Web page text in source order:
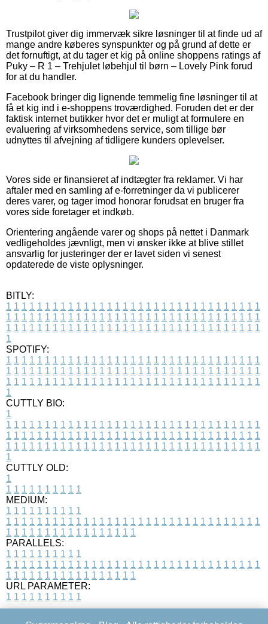
Trustpilot giver dig immervæk sikre løsninger til at finde ud af
mange andre køberes synspunkter og på grund af dette er
det fornuftigt, at du tager et kig på online shoppens ratings af
Puky – R 1 – Trehjulet løbehjul til børn – Lovely Pink forud
for at du handler.
Facebook bringer dig lignende temmelig fine løsninger til at
få et kig ind i e-shoppens troværdighed. Foruden det er der
faktisk internet butikker hvor det er muligt at formulere en
evaluering af virksomhedens service, som tillige bør
udnyttes til afvejning af tidligere kunders oplevelser.
Vores side er finansieret af indtægter fra reklamer. Vi har
aftaler med en samling af e-forretninger da vi publicerer
deres varer, og tager imod honorar forudsat en bruger fra
vores side foretager et indkøb.
Orientering angående varer og shops på nettet i Danmark
vedligeholdes jævnligt, men vi ønsker ikke at blive stillet
ansvarlig for justeringer der er lavet siden vi senest
opdaterede de viste oplysninger.
BITLY:
1 1 1 1 1 1 1 1 1 1 1 1 1 1 1 1 1 1 1 1 1 1 1 1 1 1 1 1 1 1 1 1 1
1 1 1 1 1 1 1 1 1 1 1 1 1 1 1 1 1 1 1 1 1 1 1 1 1 1 1 1 1 1 1 1 1
1 1 1 1 1 1 1 1 1 1 1 1 1 1 1 1 1 1 1 1 1 1 1 1 1 1 1 1 1 1 1 1 1
1
SPOTIFY:
1 1 1 1 1 1 1 1 1 1 1 1 1 1 1 1 1 1 1 1 1 1 1 1 1 1 1 1 1 1 1 1 1
1 1 1 1 1 1 1 1 1 1 1 1 1 1 1 1 1 1 1 1 1 1 1 1 1 1 1 1 1 1 1 1 1
1 1 1 1 1 1 1 1 1 1 1 1 1 1 1 1 1 1 1 1 1 1 1 1 1 1 1 1 1 1 1 1 1
1
CUTTLY BIO:
1
1 1 1 1 1 1 1 1 1 1 1 1 1 1 1 1 1 1 1 1 1 1 1 1 1 1 1 1 1 1 1 1 1
1 1 1 1 1 1 1 1 1 1 1 1 1 1 1 1 1 1 1 1 1 1 1 1 1 1 1 1 1 1 1 1 1
1 1 1 1 1 1 1 1 1 1 1 1 1 1 1 1 1 1 1 1 1 1 1 1 1 1 1 1 1 1 1 1 1
1
CUTTLY OLD:
1
1 1 1 1 1 1 1 1 1 1
MEDIUM:
1 1 1 1 1 1 1 1 1 1
1 1 1 1 1 1 1 1 1 1 1 1 1 1 1 1 1 1 1 1 1 1 1 1 1 1 1 1 1 1 1 1 1
1 1 1 1 1 1 1 1 1 1 1 1 1 1 1 1 1
PARALLELS:
1 1 1 1 1 1 1 1 1 1
1 1 1 1 1 1 1 1 1 1 1 1 1 1 1 1 1 1 1 1 1 1 1 1 1 1 1 1 1 1 1 1 1
1 1 1 1 1 1 1 1 1 1 1 1 1 1 1 1 1
URL PARAMETER:
1 1 1 1 1 1 1 1 1 1